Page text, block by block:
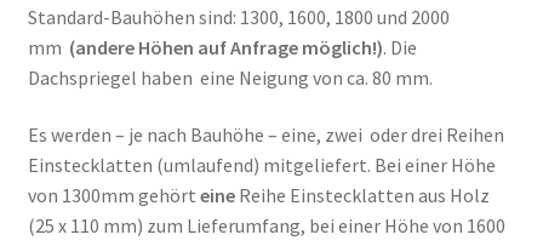
Standard-Bauhöhen sind: 1300, 1600, 1800 und 2000
mm (andere Höhen auf Anfrage möglich!). Die
Dachspriegel haben eine Neigung von ca. 80 mm.
Es werden – je nach Bauhöhe – eine, zwei oder drei Reihen
Einstecklatten (umlaufend) mitgeliefert. Bei einer Höhe
von 1300mm gehört eineReihe Einstecklatten aus Holz
(25 x 110 mm) zum Lieferumfang, bei einer Höhe von 1600